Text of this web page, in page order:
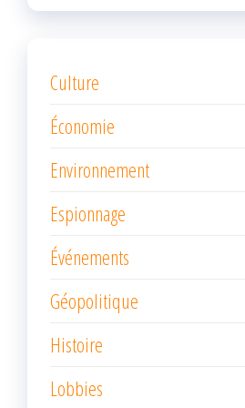
Culture
Économie
Environnement
Espionnage
Événements
Géopolitique
Histoire
Lobbies